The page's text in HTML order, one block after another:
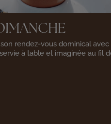
rendez-vous dominical
à table et imaginée au fil